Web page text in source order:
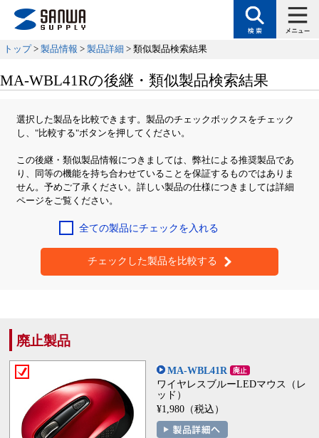
トップ > 製品情報 > 製品詳細 > 類似製品検索結果
MA-WBL41Rの後継・類似製品検索結果
選択した製品を比較できます。製品のチェックボックスをチェック
し、"比較する"ボタンを押してください。
この後継・類似製品情報につきましては、弊社による推奨製品であ
り、同等の機能を持ち合わせていることを保証するものではありま
せん。予めご了承ください。詳しい製品の仕様につきましては詳細
ページをご覧ください。
全ての製品にチェックを入れる
チェックした製品を比較する
廃止製品
MA-WBL41R
ワイヤレスブルーLEDマウス（レ
ッド）
¥1,980（税込）